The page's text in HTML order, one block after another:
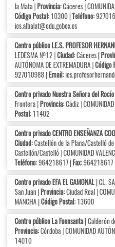
la Mata |Provincia:Cáceres |
Código Postal:10300 |Teléfono:
ies.albalat@edu.gobex.es
Centro público I.E.S. PROFESOR
LEDESMA Nº12 |Ciudad:Cáceres |
AUTÓNOMA DE EXTREMADURA |Código
927010988 |Email:
Centro privado Nuestra Señora del Rocío
Frontera |Provincia:Cádiz |
Postal:11402
Centro privado CENTRO ENSEÑANZA
Ciudad:Castellón de la Plana/Castelló
Castellón/Castelló | COMUNIDAD
Teléfono:964218617 |Fax:964218617
Centro privado EFA EL GAMONAL| CL.
San Juan |Provincia:Ciudad Real |
MANCHA |Código Postal:13600
Centro público La Fuensanta| Calderón
Provincia:Córdoba | COMUNIDAD
14010